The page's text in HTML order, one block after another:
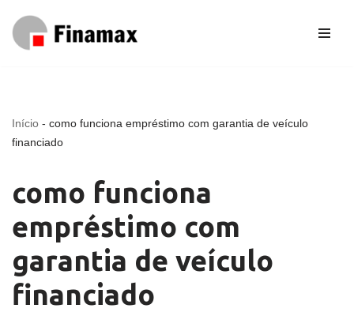
Pular
Início - como funciona empréstimo com garantia de veículo
financiado
como funciona
empréstimo com
garantia de veículo
financiado